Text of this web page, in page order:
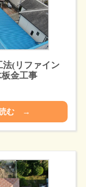
(リファイン
金工事
読む →